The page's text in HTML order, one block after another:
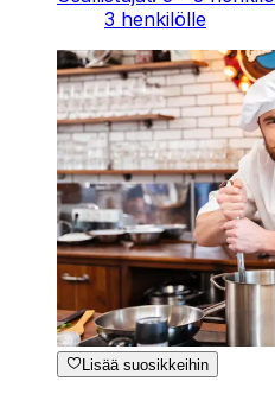
3 henkilölle
Lisää suosikkeihin